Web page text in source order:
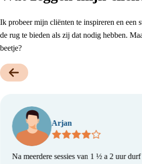
Ik probeer mijn cliënten te inspireren en een
de rug te bieden als zij dat nodig hebben.
beetje?
Arjan
Na meerdere sessies van 1 ½ a 2 uur